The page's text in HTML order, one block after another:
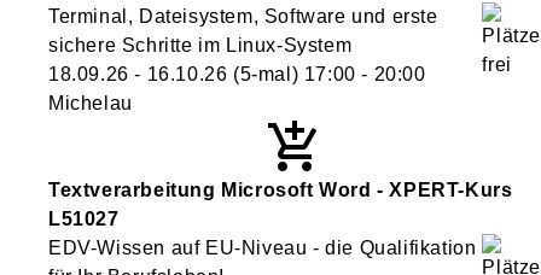
Terminal, Dateisystem, Software und erste
sichere Schritte im Linux-System
18.09.26 - 16.10.26 (5-mal) 17:00 - 20:00
Michelau
Textverarbeitung Microsoft Word - XPERT-Kurs
L51027
EDV-Wissen auf EU-Niveau - die Qualifikation